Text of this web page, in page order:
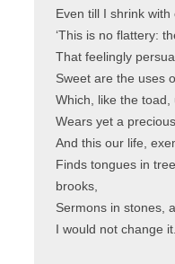
Even till I shrink with
‘This is no flattery:
That feelingly
Sweet are the uses
Which, like the toad,
Wears yet a
And this our life,
Finds tongues in
brooks,
Sermons in stones,
I would not change it.